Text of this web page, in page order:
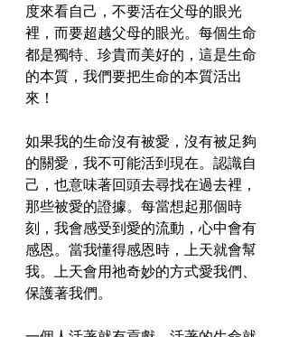
度來看自己，不要活在父母的眼光
裡，而要超越父母的眼光。每個生命
都是獨特、珍貴而美好的，這是生命
的本質，我們要把生命的本質活出
來！
如果我的生命沒有被愛，沒有被足夠
的關愛，我不可能活到現在。認識自
己，也意味著回頭去尋找在過去裡，
那些被愛的證據。每當想起那個時
刻，我會感受到愛的流動，心中會有
感恩。當我懂得感恩時，上天就會幫
我。上天會用祂奇妙的方式愛我們、
保護著我們。